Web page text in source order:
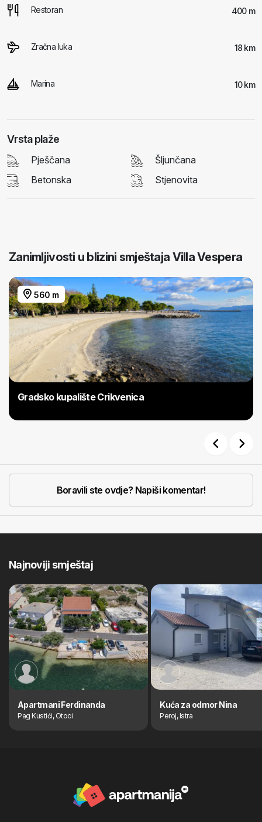
Restoran 400 m
Zračna luka 18 km
Marina 10 km
Vrsta plaže
Pješčana
Šljunčana
Betonska
Stjenovita
Zanimljivosti u blizini smještaja Villa Vespera
560 m
Gradsko kupalište Crikvenica
Boravili ste ovdje? Napiši komentar!
Najnoviji smještaj
Apartmani Ferdinanda
Pag Kustići, Otoci
Kuća za odmor Nina
Peroj, Istra